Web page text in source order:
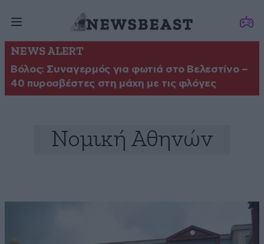
NEWS ALERT
Βόλος: Συναγερμός για φωτιά στο Βελεστίνο –
40 πυροσβέστες στη μάχη με τις φλόγες
Νομική Αθηνών